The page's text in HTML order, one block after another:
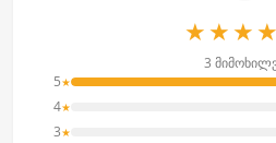
3
5★
4★
3★